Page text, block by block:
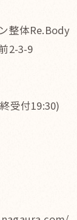
整体Re.Body
2-3-9
受付19:30)